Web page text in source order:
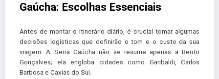
Gaúcha: Escolhas Essenciais
Antes de montar o itinerário diário, é crucial tomar algumas
decisões logísticas que definirão o tom e o custo da sua
viagem. A Serra Gaúcha não se resume apenas a Bento
Gonçalves; ela engloba cidades como Garibaldi, Carlos
Barbosa e Caxias do Sul.